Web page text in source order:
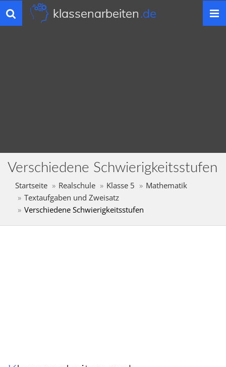
Toggle
navigation
klassenarbeiten.de
Verschiedene Schwierigkeitsstufen
Startseite Realschule Klasse 5
Mathematik
Textaufgaben und Zweisatz
Verschiedene Schwierigkeitsstufen